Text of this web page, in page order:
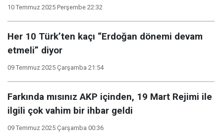
10 Temmuz 2025 Perşembe 22:32
Her 10 Türk’ten kaçı “Erdoğan dönemi devam
etmeli” diyor
09 Temmuz 2025 Çarşamba 21:54
Farkında mısınız AKP içinden, 19 Mart Rejimi ile
ilgili çok vahim bir ihbar geldi
09 Temmuz 2025 Çarşamba 00:36